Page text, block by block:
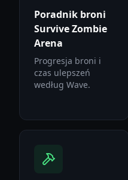
Poradnik broni
Survive Zombie
Arena
Progresja broni i
czas ulepszeń
według Wave.